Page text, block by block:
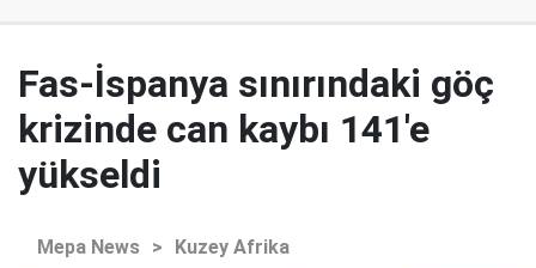
Fas-İspanya sınırındaki göç
krizinde can kaybı 141'e
yükseldi
Mepa News > Kuzey Afrika